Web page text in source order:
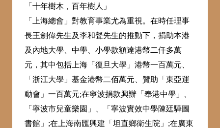
「十年樹木，百年樹人」
「上海總會」對教育事業尤為重視。在時任理事
長王劍偉先生及李和聲先生的推動下，捐助本港
及內地大學、中學、小學款額達港幣二仟多萬
元，其中包括上海「復旦大學」港幣一百萬元、
「浙江大學」基金港幣二佰萬元、贊助「東亞運
動會」一百萬元;在寧波捐款興辦「奉港中學」、
「寧波市兒童樂園」、「寧波實效中學陳廷驊圖
書館」;在上海南匯興建「坦直鄉衛生院」;在廣東